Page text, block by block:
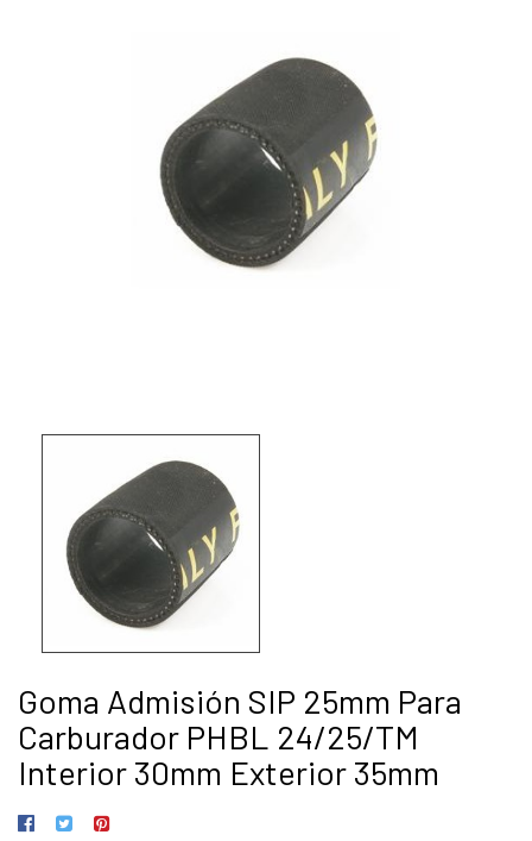
Goma Admisión SIP 25mm Para
Carburador PHBL 24/25/TM
Interior 30mm Exterior 35mm